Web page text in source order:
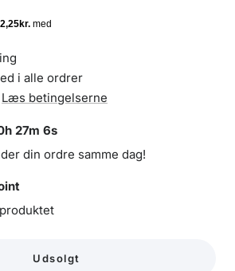
i alle ordrer
Læs betingelserne
27m 6s
din ordre samme dag!
Udsolgt